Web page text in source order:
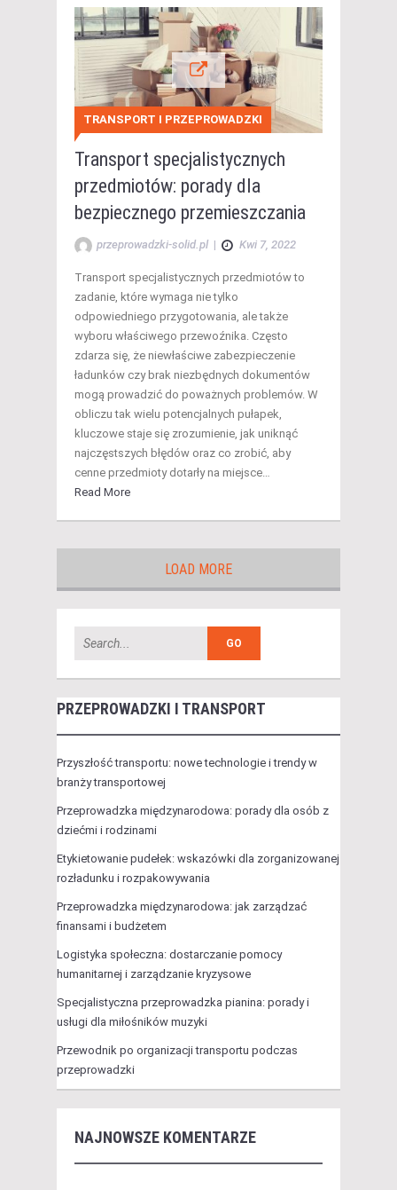
TRANSPORT I PRZEPROWADZKI
Transport specjalistycznych
przedmiotów: porady dla
bezpiecznego przemieszczania
przeprowadzki-solid.pl | Kwi 7, 2022
Transport specjalistycznych przedmiotów to
zadanie, które wymaga nie tylko
odpowiedniego przygotowania, ale także
wyboru właściwego przewoźnika. Często
zdarza się, że niewłaściwe zabezpieczenie
ładunków czy brak niezbędnych dokumentów
mogą prowadzić do poważnych problemów. W
obliczu tak wielu potencjalnych pułapek,
kluczowe staje się zrozumienie, jak uniknąć
najczęstszych błędów oraz co zrobić, aby
cenne przedmioty dotarły na miejsce…
Read More
LOAD MORE
PRZEPROWADZKI I TRANSPORT
Przyszłość transportu: nowe technologie i trendy w
branży transportowej
Przeprowadzka międzynarodowa: porady dla osób z
dziećmi i rodzinami
Etykietowanie pudełek: wskazówki dla zorganizowanej
rozładunku i rozpakowywania
Przeprowadzka międzynarodowa: jak zarządzać
finansami i budżetem
Logistyka społeczna: dostarczanie pomocy
humanitarnej i zarządzanie kryzysowe
Specjalistyczna przeprowadzka pianina: porady i
usługi dla miłośników muzyki
Przewodnik po organizacji transportu podczas
przeprowadzki
NAJNOWSZE KOMENTARZE